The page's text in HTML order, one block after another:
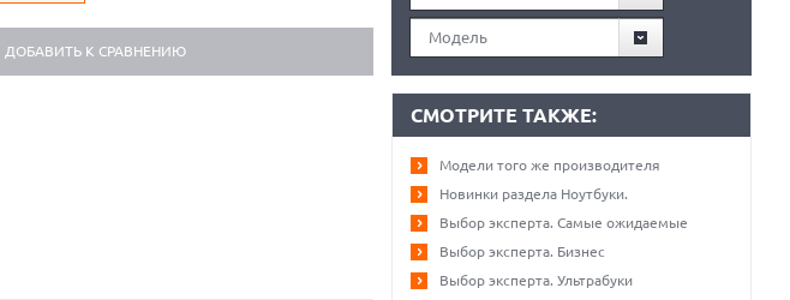
ДОБАВИТЬ К СРАВНЕНИЮ
Модель
СМОТРИТЕ ТАКЖЕ:
Модели того же производителя
Новинки раздела Ноутбуки.
Выбор эксперта. Самые ожидаемые
Выбор эксперта. Бизнес
Выбор эксперта. Ультрабуки